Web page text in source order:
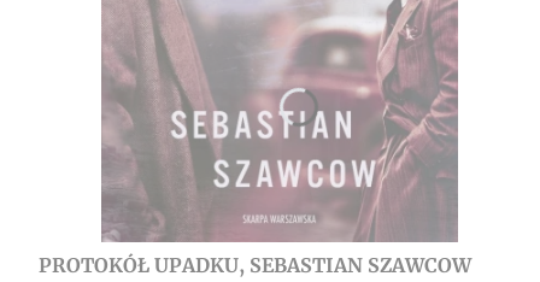
PROTOKÓŁ UPADKU, SEBASTIAN SZAWCOW